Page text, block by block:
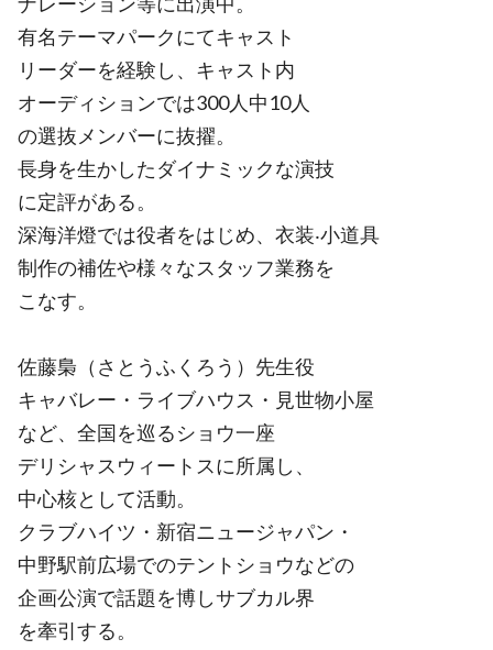
有名テーマパークにてキャスト
リーダーを経験し、キャスト内
オーディションでは300人中10人
の選抜メンバーに抜擢。
長身を生かしたダイナミックな演技
に定評がある。
深海洋燈では役者をはじめ、衣装‧小道具
制作の補佐や様々なスタッフ業務を
こなす。
佐藤梟（さとうふくろう）先生役
キャバレー・ライブハウス・見世物小屋
など、全国を巡るショウ一座
デリシャスウィートスに所属し、
中心核として活動。
クラブハイツ・新宿ニュージャパン・
中野駅前広場でのテントショウなどの
企画公演で話題を博しサブカル界
を牽引する。